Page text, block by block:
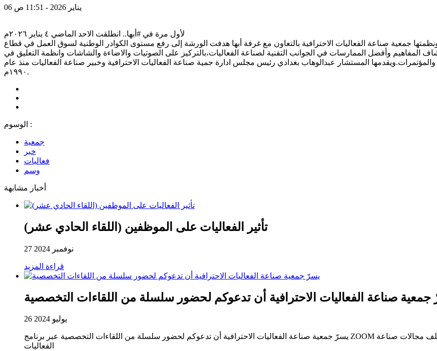
06 يناير 2026 - 11:51 ص
لأول مرة في #أبها.. انطلقت الاحد الماضي ٤ يناير ٢٠٢٦م
التجهيزات التقنية للفعاليات” التي تستمر لمدة 5 أيام ونظمتها جمعية صناعة الفعاليات الاحترافية بالتعاون مع غرفة أبها هدفت الورشة إلى رفع مستوى الكوادر الوطنية لسوق العمل في قطاع
المفاهيم وأفضل الممارسات في الجوانب التقنية لصناعة الفعاليات،بالتركيز على الصوتيات والاضاءة والشاشات وانظمة التعليق في
والمؤتمرات.ويقدمها المستشار عبدالوهاب بغدادي رئيس مجلس ادارة جمية صناعة الفعاليات الاحترافية وخبير صناعة الفعاليات منذ عام
١٩٩٠م.
الوسوم :
جمعية
خبر
فعاليات
وسم
أخبار مشابهة
تأثير الفعاليات على الموظفين (اللقاء الحادي عشر)
27 نوفمبر 2024
قراءة المزيد
جمعية صناعة الفعاليات الاحترافية أن تدعوكم لحضور سلسلة من اللقاءات التخصصية
26 يوليو 2024
يسرّ جمعية صناعة الفعاليات الاحترافية أن تدعوكم لحضور سلسلة من اللقاءات التخصصية عبر برنامج ZOOM خلال شهر يوليو ٢٠٢٤م ، وذلك بمشاركة نخبة من المتخصصين في مختلف مجالات صناعة
الفعاليات